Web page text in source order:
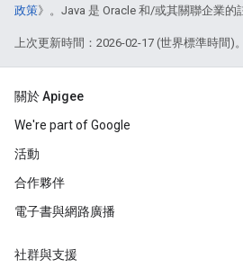
政策》。Java 是 Oracle 和/或其關聯企業的
上次更新時間：2026-02-17 (世界標準時間)。
關於 Apigee
We're part of Google
活動
合作夥伴
電子書與網路廣播
社群與支援